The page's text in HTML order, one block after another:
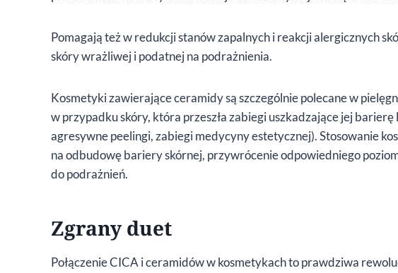
Pomagają też w redukcji stanów zapalnych i reakcji alergicznych
skóry wrażliwej i podatnej na podrażnienia.
Kosmetyki zawierające ceramidy są szczególnie polecane w
w przypadku skóry, która przeszła zabiegi uszkadzające jej barierę
agresywne peelingi, zabiegi medycyny estetycznej). Stosowanie
na odbudowę bariery skórnej, przywrócenie odpowiedniego
do podrażnień.
Zgrany duet
Połączenie CICA i ceramidów w kosmetykach to prawdziwa